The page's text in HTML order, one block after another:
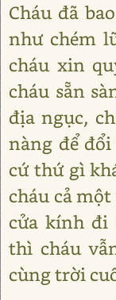
Cháu đã
như chém
cháu xin
cháu sẵn
địa ngục,
nàng để
cứ thứ gì
cháu cả
cửa kính đi
thì cháu
cùng trời